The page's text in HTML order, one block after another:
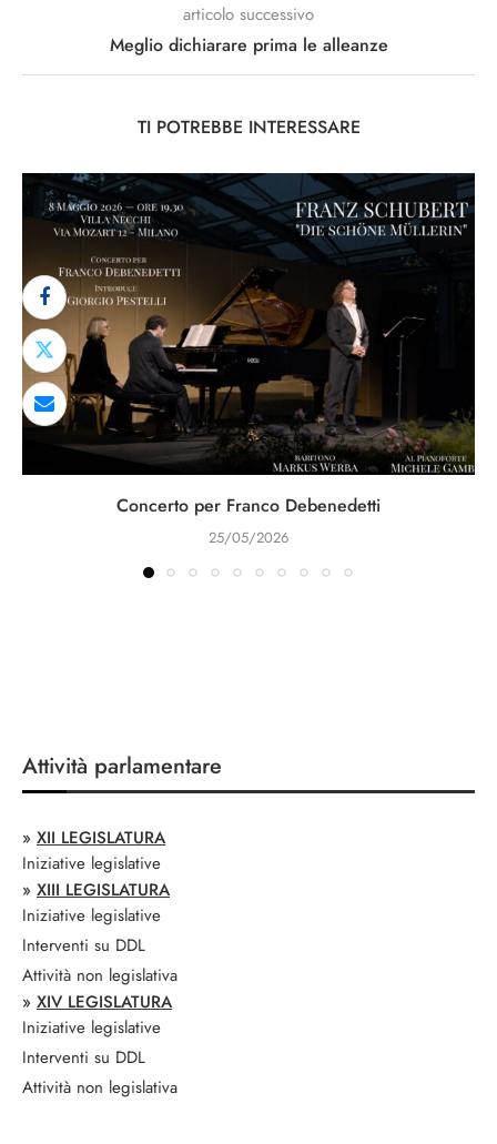
articolo successivo
Meglio dichiarare prima le alleanze
TI POTREBBE INTERESSARE
Concerto per Franco Debenedetti
25/05/2026
Attività parlamentare
» XII LEGISLATURA
Iniziative legislative
» XIII LEGISLATURA
Iniziative legislative
Interventi su DDL
Attività non legislativa
» XIV LEGISLATURA
Iniziative legislative
Interventi su DDL
Attività non legislativa